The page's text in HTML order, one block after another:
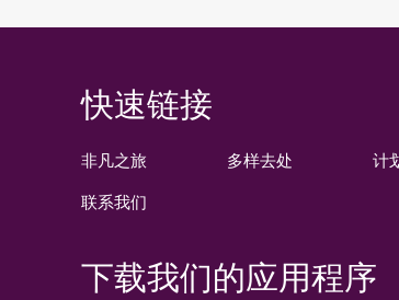
快速链接
非凡之旅
联系我们
多样去处 计
下载我们的应用程序